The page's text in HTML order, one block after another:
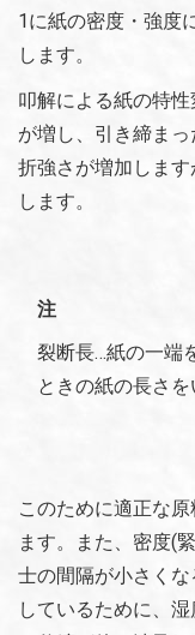
1に紙の密度・強度
します。
叩解による紙の特
が増し、引き締ま
折強さが増加しま
します。
注
裂断長…紙の一端
ときの紙の長さを
このために適正な
ます。また、密度(
士の間隔が小さく
しているために、